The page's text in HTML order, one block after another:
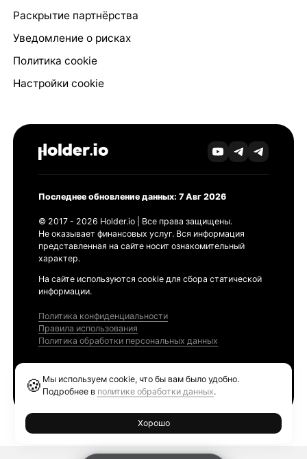
Раскрытие партнёрства
Уведомление о рисках
Политика cookie
Настройки cookie
Последнее обновление данных: 7 Авг 2026
© 2017 - 2026 Holder.io | Все права защищены.
Не оказывает финансовых услуг. Вся информация
представленная на сайте носит ознакомительный
характер.
На сайте используются cookie для сбора статической
информации.
Политика конфиденциальности
Правила использования
Политика обработки персональных данных
🍪 Мы используем cookie, что бы вам было удобно.
Подробнее в политике обработки данных.
Хорошо
Ethereum GAS Tracker